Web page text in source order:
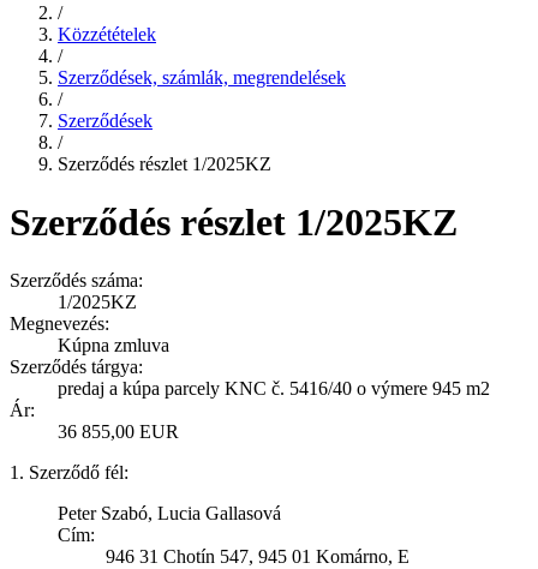
/
Közzétételek
/
Szerződések, számlák, megrendelések
/
Szerződések
/
Szerződés részlet 1/2025KZ
Szerződés részlet 1/2025KZ
Szerződés száma:
1/2025KZ
Megnevezés:
Kúpna zmluva
Szerződés tárgya:
predaj a kúpa parcely KNC č. 5416/40 o výmere 945 m2
Ár:
36 855,00 EUR
1. Szerződő fél:
Peter Szabó, Lucia Gallasová
Cím:
946 31 Chotín 547, 945 01 Komárno, E